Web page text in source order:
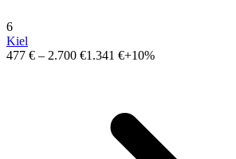
6
Kiel
477 € – 2.700 €1.341 €+10%